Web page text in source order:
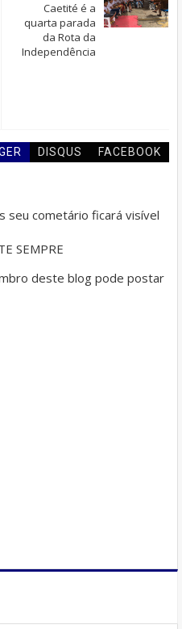
Caetité é a
quarta parada
da Rota da
Independência
DISQUS FACEBOOK
seu cometário ficará visível
SEMPRE
deste blog pode postar